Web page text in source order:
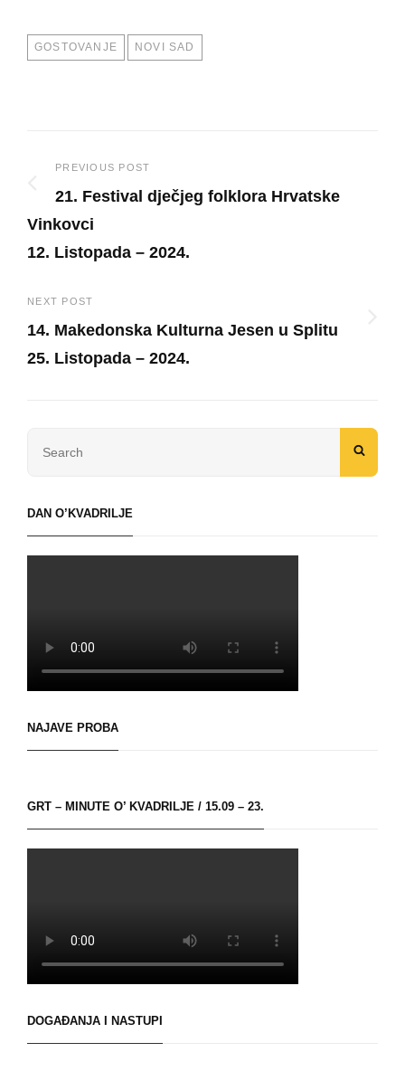
TAGS
GOSTOVANJE NOVI SAD
Post
navigation
PREVIOUS POST
21. Festival dječjeg folklora Hrvatske
Vinkovci
12. Listopada – 2024.
Post
NEXT POST
14. Makedonska Kulturna Jesen u Splitu
25. Listopada – 2024.
DAN O’KVADRILJE
NAJAVE PROBA
GRT – MINUTE O’ KVADRILJE / 15.09 – 23.
DOGAĐANJA I NASTUPI